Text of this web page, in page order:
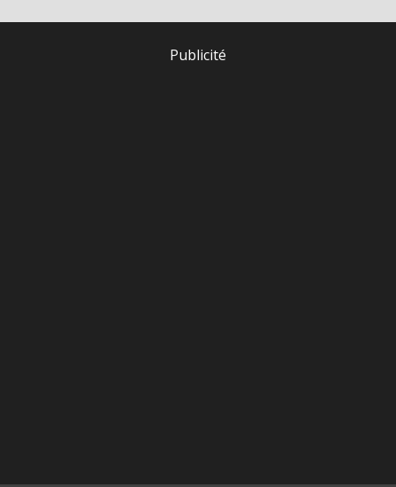
Publicité